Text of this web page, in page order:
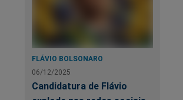
FLÁVIO BOLSONARO
06/12/2025
Candidatura de Flávio